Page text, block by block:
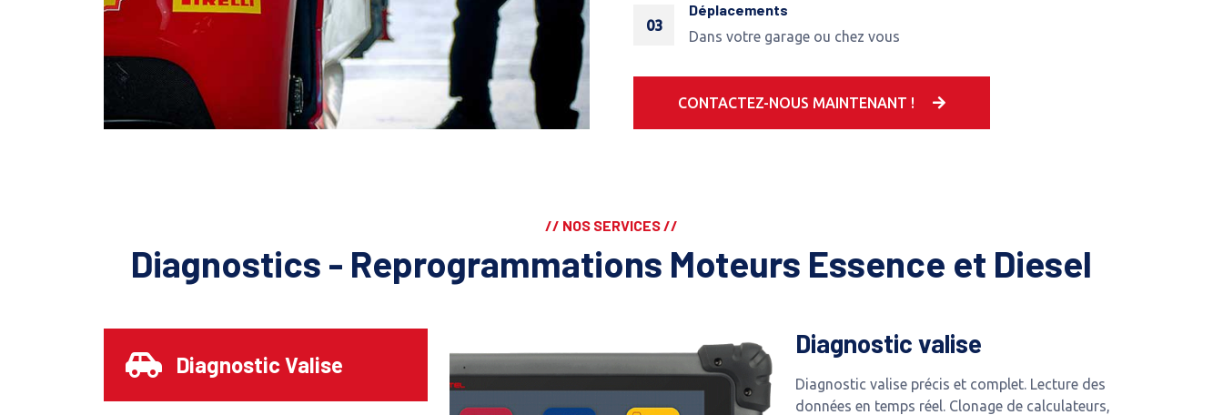
03
Déplacements
Dans votre garage ou chez vous
CONTACTEZ-NOUS MAINTENANT !
// NOS SERVICES //
Diagnostics - Reprogrammations Moteurs Essence et Diesel
Diagnostic Valise
Diagnostic valise
Diagnostic valise précis et complet. Lecture des
données en temps réel. Clonage de calculateurs,